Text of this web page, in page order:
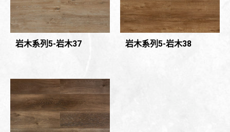
岩木系列5-岩木37 岩木系列5-岩木38